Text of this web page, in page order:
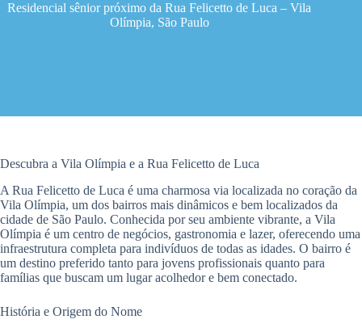
Residencial sênior próximo da Rua Felicetto de Luca – Vila
Olímpia, São Paulo
Descubra a Vila Olímpia e a Rua Felicetto de Luca
A Rua Felicetto de Luca é uma charmosa via localizada no coração da
Vila Olímpia, um dos bairros mais dinâmicos e bem localizados da
cidade de São Paulo. Conhecida por seu ambiente vibrante, a Vila
Olímpia é um centro de negócios, gastronomia e lazer, oferecendo uma
infraestrutura completa para indivíduos de todas as idades. O bairro é
um destino preferido tanto para jovens profissionais quanto para
famílias que buscam um lugar acolhedor e bem conectado.
História e Origem do Nome